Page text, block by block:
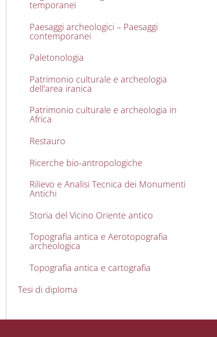
temporanei
Paesaggi archeologici – Paesaggi
contemporanei
Paletonologia
Patrimonio culturale e archeologia
dell'area iranica
Patrimonio culturale e archeologia in
Africa
Restauro
Ricerche bio-antropologiche
Rilievo e Analisi Tecnica dei Monumenti
Antichi
Storia del Vicino Oriente antico
Topografia antica e Aerotopografia
archeologica
Topografia antica e cartografia
Tesi di diploma